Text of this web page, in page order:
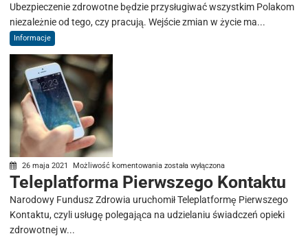
od
tego,
Ubezpieczenie zdrowotne będzie przysługiwać wszystkim Polakom
niezależnie od tego, czy pracują. Wejście zmian w życie ma...
Informacje
26 maja 2021 Możliwość komentowaniaTeleplatforma
Pierwszego
Kontaktu
została wyłączona
Teleplatforma Pierwszego Kontaktu
Narodowy Fundusz Zdrowia uruchomił Teleplatformę Pierwszego
Kontaktu, czyli usługę polegająca na udzielaniu świadczeń opieki
zdrowotnej w...